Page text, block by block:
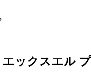
ックスエル